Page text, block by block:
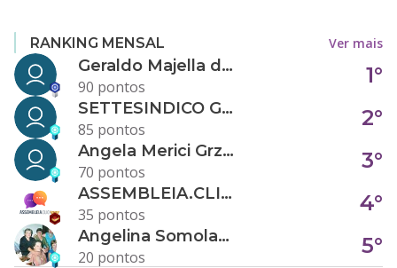
RANKING MENSAL Ver mais
Geraldo Majella da Silva
90 pontos
1°
SETTESINDICO GOVERNANÇA CONDOMINIAL
85 pontos
2°
Angela Merici Grzybowski
70 pontos
3°
ASSEMBLEIA.CLICK
35 pontos
4°
Angelina Somolanji R. Oliveira
20 pontos
5°